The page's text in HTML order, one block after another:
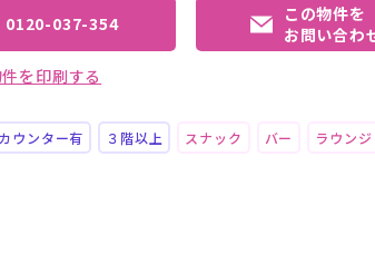
0120-037-354
この物件を
お問い合わ
を印刷する
カウンター有 ３階以上 スナック バー ラウンジ